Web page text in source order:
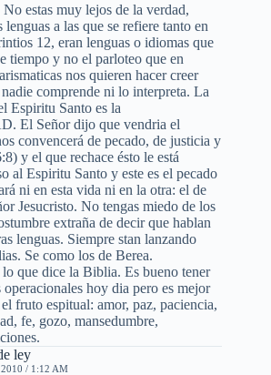
estas muy lejos de la verdad,
lenguas a las que se refiere tanto en
12, eran lenguas o idiomas que
tiempo y no el parloteo que en
nos quieren hacer creer
comprende ni lo interpreta. La
Espiritu Santo es la
El Señor dijo que vendria el
convencerá de pecado, de justicia y
y el que rechace ésto le está
al Espiritu Santo y este es el pecado
ni en esta vida ni en la otra: el de
Jesucristo. No tengas miedo de los
extraña de decir que hablan
lenguas. Siempre stan lanzando
Se como los de Berea.
que dice la Biblia. Es bueno tener
operacionales hoy dia pero es mejor
fruto espitual: amor, paz, paciencia,
fe, gozo, mansedumbre,
ley
/ 1:12 AM